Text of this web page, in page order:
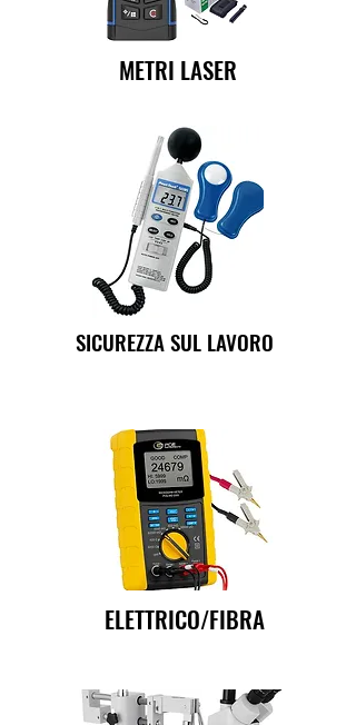
METRI LASER
SICUREZZA SUL LAVORO
ELETTRICO/FIBRA